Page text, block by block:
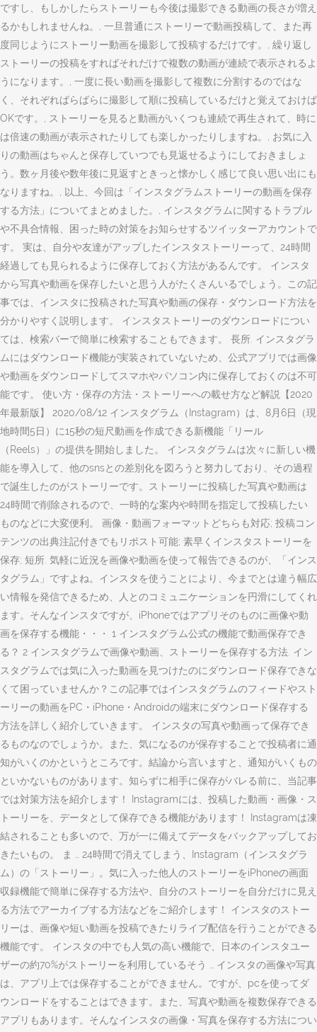
ですし、もしかしたらストーリーも今後は撮影できる動画の長さが増え
るかもしれませんね。, 一旦普通にストーリーで動画投稿して、また再
度同じようにストーリー動画を撮影して投稿するだけです。, 繰り返し
ストーリーの投稿をすればそれだけで複数の動画が連続で表示されるよ
うになります。, 一度に長い動画を撮影して複数に分割するのではな
く、それぞればらばらに撮影して順に投稿しているだけと覚えておけば
OKです。, ストーリーを見ると動画がいくつも連続で再生されて、時に
は倍速の動画が表示されたりしても楽しかったりしますね。, お気に入
りの動画はちゃんと保存していつでも見返せるようにしておきましょ
う。数ヶ月後や数年後に見返すときっと懐かしく感じて良い思い出にも
なりますね。, 以上、今回は「インスタグラムストーリーの動画を保存
する方法」についてまとめました。, インスタグラムに関するトラブル
や不具合情報、困った時の対策をお知らせするツイッターアカウントで
す。 実は、自分や友達がアップしたインスタストーリーって、24時間
経過しても見られるように保存しておく方法があるんです。 インスタ
から写真や動画を保存したいと思う人がたくさんいるでしょう。この記
事では、インスタに投稿された写真や動画の保存・ダウンロード方法を
分かりやすく説明します。 インスタストーリーのダウンロードについ
ては、検索バーで簡単に検索することもできます。 長所. インスタグラ
ムにはダウンロード機能が実装されていないため、公式アプリでは画像
や動画をダウンロードしてスマホやパソコン内に保存しておくのは不可
能です。 使い方・保存の方法・ストーリーへの載せ方など解説【2020
年最新版】 2020/08/12 インスタグラム（Instagram）は、8月6日（現
地時間5日）に15秒の短尺動画を作成できる新機能「リール
（Reels）」の提供を開始しました。 インスタグラムは次々に新しい機
能を導入して、他のsnsとの差別化を図ろうと努力しており、その過程
で誕生したのがストーリーです。ストーリーに投稿した写真や動画は
24時間で削除されるので、一時的な案内や時間を指定して投稿したい
ものなどに大変便利。 画像・動画フォーマットどちらも対応; 投稿コン
テンツの出典注記付きでもリポスト可能; 素早くインスタストーリーを
保存; 短所. 気軽に近況を画像や動画を使って報告できるのが、「インス
タグラム」ですよね。インスタを使うことにより、今までとは違う幅広
い情報を発信できるため、人とのコミュニケーションを円滑にしてくれ
ます。そんなインスタですが、iPhoneではアプリそのものに画像や動
画を保存する機能・・・ 1 インスタグラム公式の機能で動画保存でき
る？ 2 インスタグラムで画像や動画、ストーリーを保存する方法. イン
スタグラムでは気に入った動画を見つけたのにダウンロード保存できな
くて困っていませんか？この記事ではインスタグラムのフィードやスト
ーリーの動画をPC・iPhone・Androidの端末にダウンロード保存する
方法を詳しく紹介していきます。 インスタの写真や動画って保存でき
るものなのでしょうか。また、気になるのが保存することで投稿者に通
知がいくのかというところです。結論から言いますと、通知がいくもの
といかないものがあります。知らずに相手に保存がバレる前に、当記事
では対策方法を紹介します！ Instagramには、投稿した動画・画像・ス
トーリーを、データとして保存できる機能があります！ Instagramは凍
結されることも多いので、万が一に備えてデータをバックアップしてお
きたいもの。 ま … 24時間で消えてしまう、Instagram（インスタグラ
ム）の「ストーリー」。気に入った他人のストーリーをiPhoneの画面
収録機能で簡単に保存する方法や、自分のストーリーを自分だけに見え
る方法でアーカイブする方法などをご紹介します！ インスタのストー
リーは、画像や短い動画を投稿できたりライブ配信を行うことができる
機能です。 インスタの中でも人気の高い機能で、日本のインスタユー
ザーの約70%がストーリーを利用しているそう … インスタの画像や写真
は、アプリ上では保存することができません。ですが、pcを使ってダ
ウンロードをすることはできます。また、写真や動画を複数保存できる
アプリもあります。そんなインスタの画像・写真を保存する方法につい